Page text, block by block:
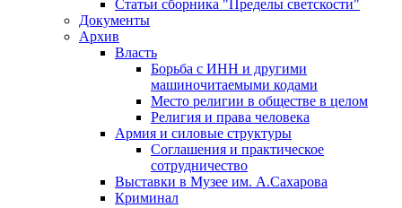
Статьи сборника "Пределы светскости"
Документы
Архив
Власть
Борьба с ИНН и другими
машиночитаемыми кодами
Место религии в обществе в целом
Религия и права человека
Армия и силовые структуры
Соглашения и практическое
сотрудничество
Выставки в Музее им. А.Сахарова
Криминал